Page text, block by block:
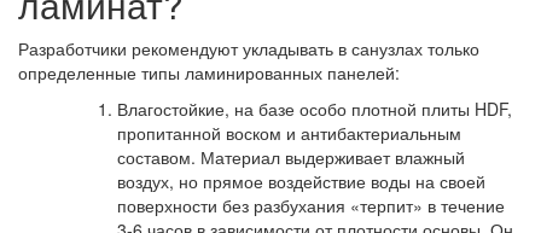
Разработчики рекомендуют укладывать в санузлах только
определенные типы ламинированных панелей:
Влагостойкие, на базе особо плотной плиты HDF,
пропитанной воском и антибактериальным
составом. Материал выдерживает влажный
воздух, но прямое воздействие воды на своей
поверхности без разбухания «терпит» в течение